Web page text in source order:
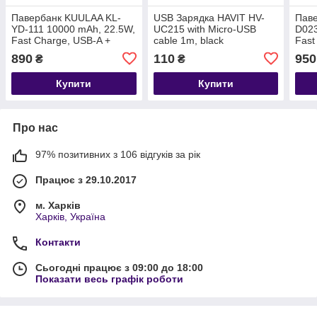
Павербанк KUULAA KL-
YD-111 10000 mAh, 22.5W,
Fast Charge, USB-A +
USB-C, з LED-дисплеєм,
чорний
890 ₴
Купити
USB Зарядка HAVIT HV-
UC215 with Micro-USB
cable 1m, black
110₴
Купити
950
Про нас
97% позитивних з 106 відгуків за рік
Працює з 29.10.2017
м. Харків
Харків, Україна
Контакти
Сьогодні працює з 09:00 до 18:00
Показати весь графік роботи